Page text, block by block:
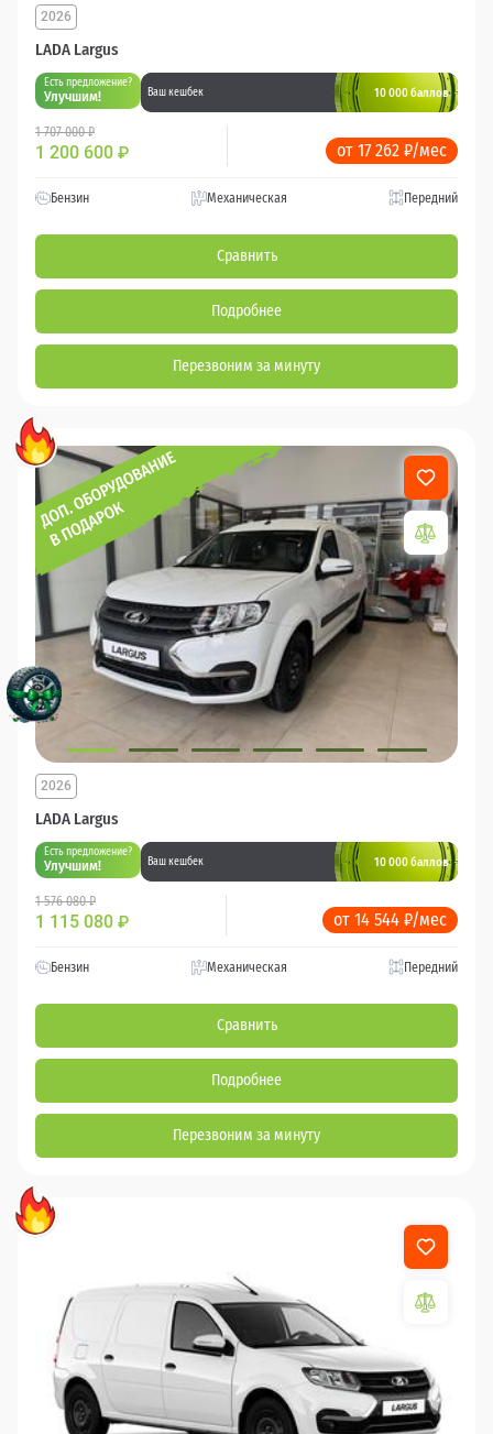
LADA Largus
2026
Есть предложение?
Улучшим! Ваш кешбек 10 000 баллов
1 707 000 ₽
1 200 600 ₽ от 17 262 ₽/мес
Бензин Механическая Передний
Сравнить
Подробнее
Перезвоним за минуту
LADA Largus
2026
Есть предложение?
Улучшим! Ваш кешбек 10 000 баллов
1 576 080 ₽
1 115 080 ₽ от 14 544 ₽/мес
Бензин Механическая Передний
Сравнить
Подробнее
Перезвоним за минуту